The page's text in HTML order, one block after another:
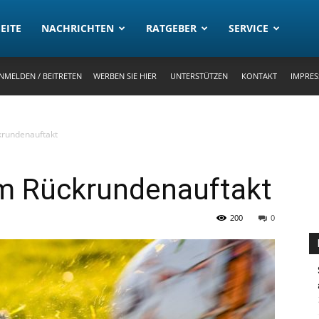
NACHRICHTEN RATGEBER SERVICE
/ BEITRETEN WERBEN SIE HIER UNTERSTÜTZEN KONTAKT
Rückrundenauftakt
0
200